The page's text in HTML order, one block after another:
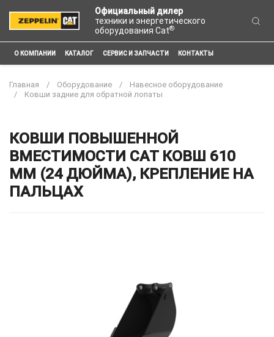
Официальный дилер
техники и энергетического
оборудования Cat®
О КОМПАНИИ КАТАЛОГ СЕРВИС И ЗАПЧАСТИ КОНТАКТЫ
Главная Оборудование
Навесное оборудование
Ковши задние для обратной лопаты
КОВШИ ПОВЫШЕННОЙ
ВМЕСТИМОСТИ CAT КОВШ 610
ММ (24 ДЮЙМА), КРЕПЛЕНИЕ НА
ПАЛЬЦАХ